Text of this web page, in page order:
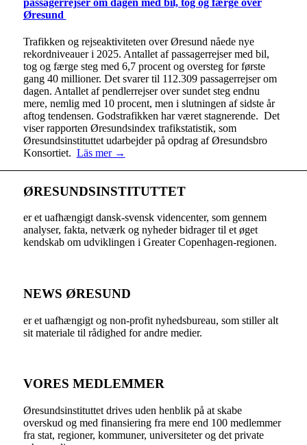
Øresund
Trafikken og rejseaktiviteten over Øresund nåede nye
rekordniveauer i 2025. Antallet af passagerrejser med bil,
tog og færge steg med 6,7 procent og oversteg for første
gang 40 millioner. Det svarer til 112.309 passagerrejser om
dagen. Antallet af pendlerrejser over sundet steg endnu
mere, nemlig med 10 procent, men i slutningen af sidste år
aftog tendensen. Godstrafikken har været stagnerende. Det
viser rapporten Øresundsindex trafikstatistik, som
Øresundsinstituttet udarbejder på opdrag af Øresundsbro
Konsortiet. Läs mer →
ØRESUNDSINSTITUTTET
er et uafhængigt dansk-svensk videncenter, som gennem
analyser, fakta, netværk og nyheder bidrager til et øget
kendskab om udviklingen i Greater Copenhagen-regionen.
NEWS ØRESUND
er et uafhængigt og non-profit nyhedsbureau, som stiller alt
sit materiale til rådighed for andre medier.
VORES MEDLEMMER
Øresundsinstituttet drives uden henblik på at skabe
overskud og med finansiering fra mere end 100 medlemmer
fra stat, regioner, kommuner, universiteter og det private